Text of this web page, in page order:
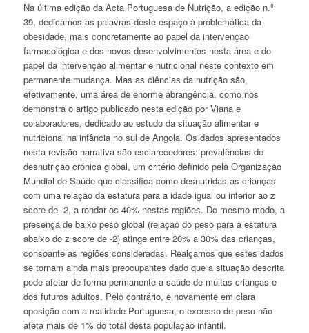
Na última edição da Acta Portuguesa de Nutrição, a edição n.º
39, dedicámos as palavras deste espaço à problemática da
obesidade, mais concretamente ao papel da intervenção
farmacológica e dos novos desenvolvimentos nesta área e do
papel da intervenção alimentar e nutricional neste contexto em
permanente mudança. Mas as ciências da nutrição são,
efetivamente, uma área de enorme abrangência, como nos
demonstra o artigo publicado nesta edição por Viana e
colaboradores, dedicado ao estudo da situação alimentar e
nutricional na infância no sul de Angola. Os dados apresentados
nesta revisão narrativa são esclarecedores: prevalências de
desnutrição crónica global, um critério definido pela Organização
Mundial de Saúde que classifica como desnutridas as crianças
com uma relação da estatura para a idade igual ou inferior ao z
score de -2, a rondar os 40% nestas regiões. Do mesmo modo, a
presença de baixo peso global (relação do peso para a estatura
abaixo do z score de -2) atinge entre 20% a 30% das crianças,
consoante as regiões consideradas. Realçamos que estes dados
se tornam ainda mais preocupantes dado que a situação descrita
pode afetar de forma permanente a saúde de muitas crianças e
dos futuros adultos. Pelo contrário, e novamente em clara
oposição com a realidade Portuguesa, o excesso de peso não
afeta mais de 1% do total desta população infantil.